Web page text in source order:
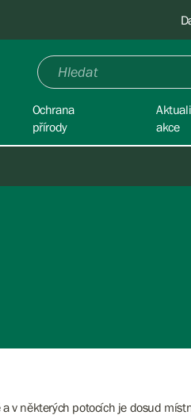
Ochrana
přírody
akce
v některých potocích je dosud